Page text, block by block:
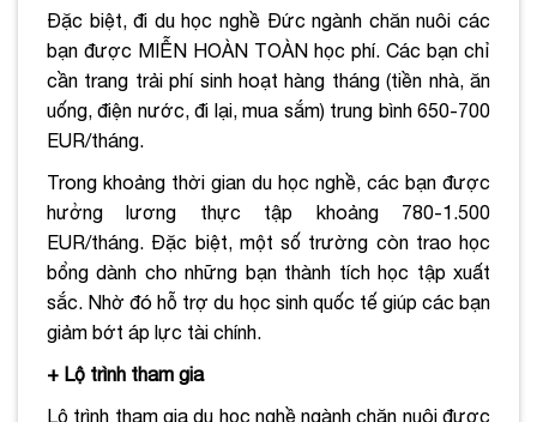
Đặc biệt, đi du học nghề Đức ngành chăn nuôi các
bạn được MIỄN HOÀN TOÀN học phí. Các bạn chỉ
cần trang trải phí sinh hoạt hàng tháng (tiền nhà, ăn
uống, điện nước, đi lại, mua sắm) trung bình 650-700
EUR/tháng.
Trong khoảng thời gian du học nghề, các bạn được
hưởng lương thực tập khoảng 780-1.500
EUR/tháng. Đặc biệt, một số trường còn trao học
bổng dành cho những bạn thành tích học tập xuất
sắc. Nhờ đó hỗ trợ du học sinh quốc tế giúp các bạn
giảm bớt áp lực tài chính.
+ Lộ trình tham gia
Lộ trình tham gia du học nghề ngành chăn nuôi được